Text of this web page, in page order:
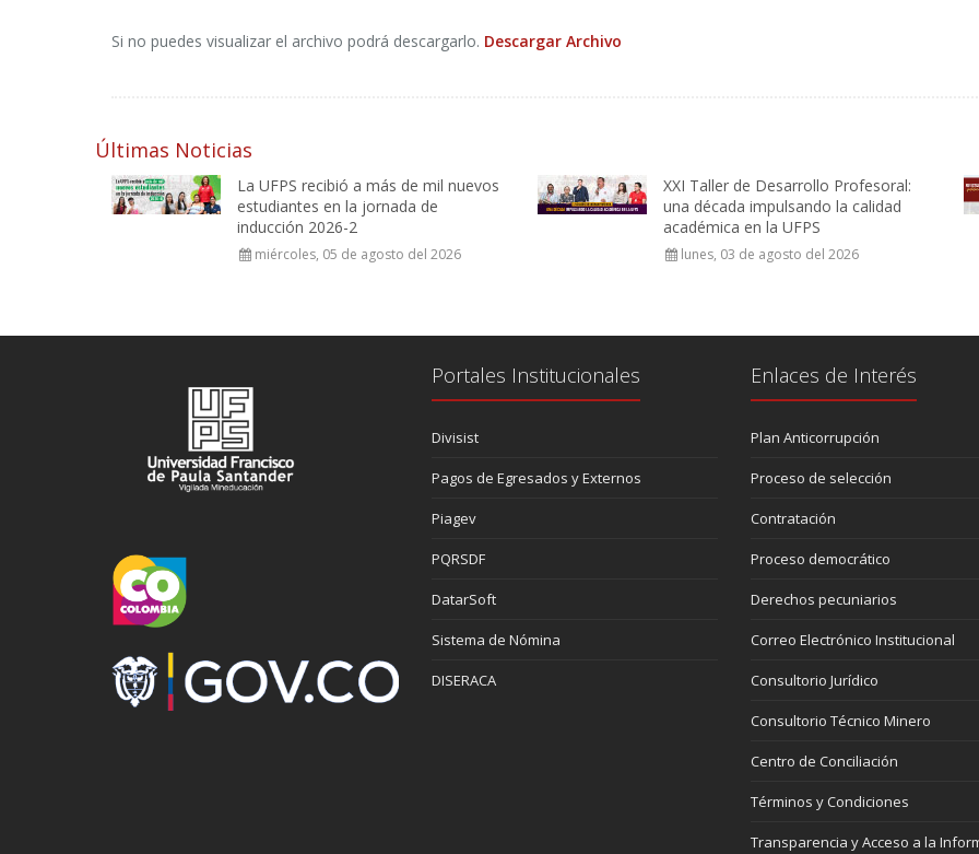
Si no puedes visualizar el archivo podrá descargarlo. Descargar Archivo
Últimas Noticias
La UFPS recibió a más de mil nuevos
estudiantes en la jornada de
inducción 2026-2
miércoles, 05 de agosto del 2026
XXI Taller de Desarrollo Profesoral:
una década impulsando la calidad
académica en la UFPS
lunes, 03 de agosto del 2026
Portales Institucionales
Divisist
Pagos de Egresados y Externos
Piagev
PQRSDF
DatarSoft
Sistema de Nómina
DISERACA
Enlaces de Interés
Plan Anticorrupción
Proceso de selección
Contratación
Proceso democrático
Derechos pecuniarios
Correo Electrónico Institucional
Consultorio Jurídico
Consultorio Técnico Minero
Centro de Conciliación
Términos y Condiciones
Transparencia y Acceso a la